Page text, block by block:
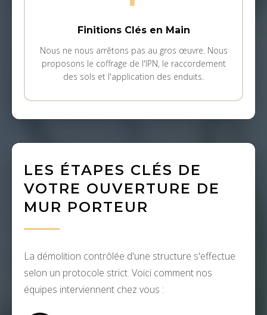
Finitions Clés en Main
Nous ne nous arrêtons pas au gros œuvre. Nous
proposons le coffrage de l'IPN, le raccordement
des sols et l'application des enduits.
LES ÉTAPES CLÉS DE
VOTRE OUVERTURE DE
MUR PORTEUR
La démolition contrôlée d'une structure s'effectue
selon un protocole strict. Voici comment nos
équipes interviennent chez vous :